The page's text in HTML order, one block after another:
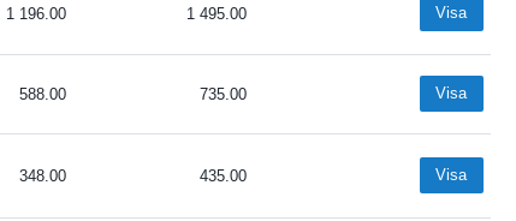
1 196.00 1 495.00 Visa
588.00 735.00 Visa
348.00 435.00 Visa